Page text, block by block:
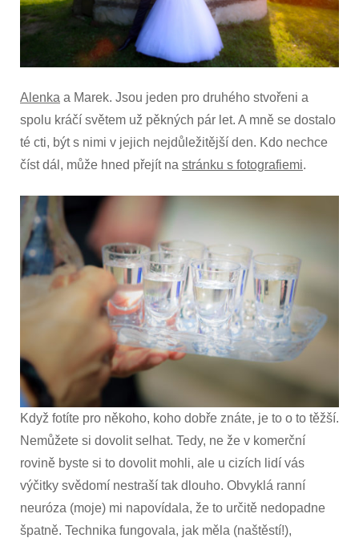
Alenka a Marek. Jsou jeden pro druhého stvořeni a
spolu kráčí světem už pěkných pár let. A mně se dostalo
té cti, být s nimi v jejich nejdůležitější den. Kdo nechce
číst dál, může hned přejít na stránku s fotografiemi.
Když fotíte pro někoho, koho dobře znáte, je to o to těžší.
Nemůžete si dovolit selhat. Tedy, ne že v komerční
rovině byste si to dovolit mohli, ale u cizích lidí vás
výčitky svědomí nestraší tak dlouho. Obvyklá ranní
neuróza (moje) mi napovídala, že to určitě nedopadne
špatně. Technika fungovala, jak měla (naštěstí!),